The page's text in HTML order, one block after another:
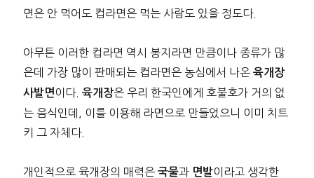
면은 안 먹어도 컵라면은 먹는 사람도 있을 정도다.
아무튼 이러한 컵라면 역시 봉지라면 만큼이나 종류가 많
은데 가장 많이 판매되는 컵라면은 농심에서 나온 육개장
사발면 이다. 육개장은 우리 한국인에게 호불호가 거의 없
는 음식인데, 이를 이용해 라면으로 만들었으니 이미 치트
키 그 자체다.
개인적으로 육개장의 매력은 국물과 면발이라고 생각한